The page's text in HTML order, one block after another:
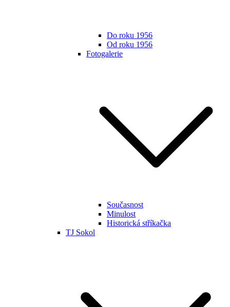
Do roku 1956
Od roku 1956
Fotogalerie
Současnost
Minulost
Historická stříkačka
TJ Sokol